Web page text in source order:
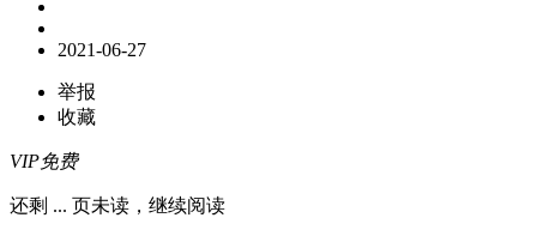
2021-06-27
举报
收藏
VIP免费
还剩 ... 页未读， 继续阅读